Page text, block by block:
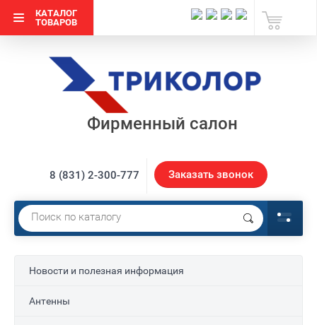
КАТАЛОГ
ТОВАРОВ
Фирменный салон
8 (831) 2-300-777 Заказать звонок
Новости и полезная информация
Антенны